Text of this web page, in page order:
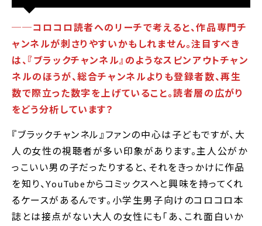
──コロコロ読者へのリーチで考えると、作品専門チ
ャンネルが刺さりやすいかもしれません。注目すべき
は、『ブラックチャンネル』のようなスピンアウトチャン
ネルのほうが、総合チャンネルよりも登録者数、再生
数で際立った数字を上げていること。読者層の広がり
をどう分析しています？
『ブラックチャンネル』ファンの中心は子どもですが、大
人の女性の視聴者が多い印象があります。主人公がか
っこいい男の子だったりすると、それをきっかけに作品
を知り、YouTubeからコミックスへと興味を持ってくれ
るケースがあるんです。小学生男子向けのコロコロ本
誌とは接点がない大人の女性にも｢あ、これ面白いか